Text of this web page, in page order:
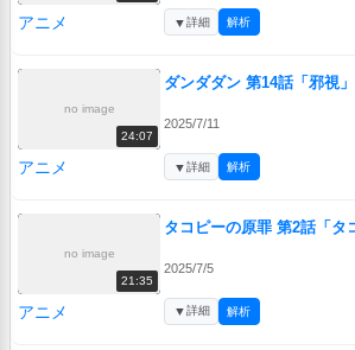
アニメ ▼詳細 解析
no image
24:07
ダンダダン 第14話「邪視」
2025/7/11
アニメ ▼詳細 解析
no image
21:35
タコピーの原罪 第2話「タ
2025/7/5
アニメ ▼詳細 解析